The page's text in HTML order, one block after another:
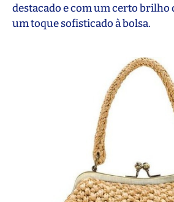
destacado e com um certo brilho
um toque sofisticado à bolsa.